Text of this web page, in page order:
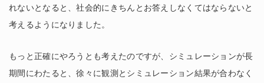
れないとなると、社会的にきちんとお答えしなくてはならないと
考えるようになりました。
もっと正確にやろうとも考えたのですが、シミュレーションが長
期間にわたると、徐々に観測とシミュレーション結果が合わなく